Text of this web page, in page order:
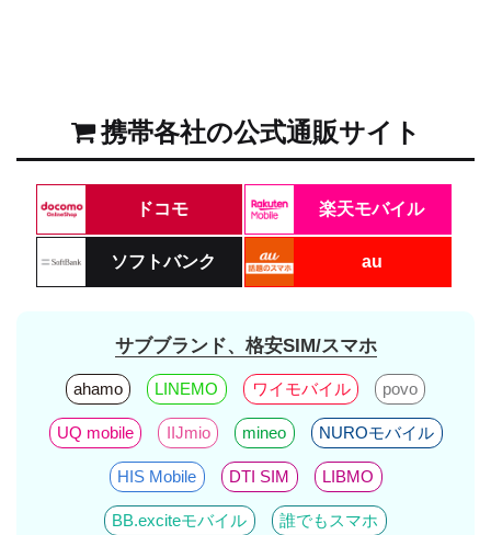
携帯各社の公式通販サイト
ドコモ 楽天モバイル
ソフトバンク au
サブブランド、格安SIM/スマホ
ahamo LINEMO ワイモバイル povo
UQ mobile IIJmio mineo NUROモバイル
HIS Mobile DTI SIM LIBMO
BB.exciteモバイル 誰でもスマホ